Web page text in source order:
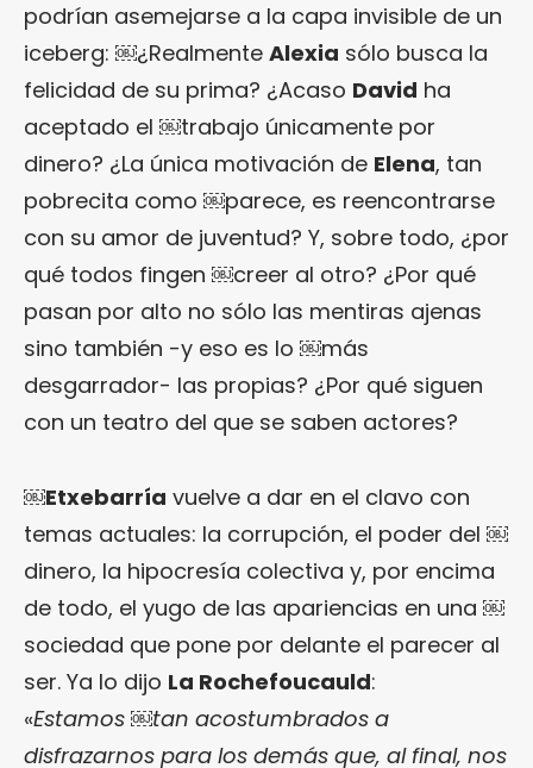
podrían asemejarse a la capa invisible de un
iceberg: ￼¿Realmente Alexia sólo busca la
felicidad de su prima? ¿Acaso David ha
aceptado el ￼trabajo únicamente por
dinero? ¿La única motivación de Elena, tan
pobrecita como ￼parece, es reencontrarse
con su amor de juventud? Y, sobre todo, ¿por
qué todos fingen ￼creer al otro? ¿Por qué
pasan por alto no sólo las mentiras ajenas
sino también -y eso es lo ￼más
desgarrador- las propias? ¿Por qué siguen
con un teatro del que se saben actores?
￼Etxebarría vuelve a dar en el clavo con
temas actuales: la corrupción, el poder del ￼
dinero, la hipocresía colectiva y, por encima
de todo, el yugo de las apariencias en una ￼
sociedad que pone por delante el parecer al
ser. Ya lo dijo La Rochefoucauld:
«Estamos ￼tan acostumbrados a
disfrazarnos para los demás que, al final, nos